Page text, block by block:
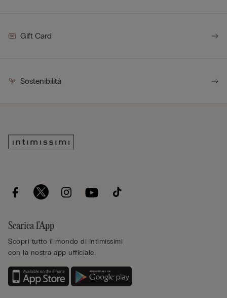
Gift Card
Sostenibilità
Scarica l’App
Scopri tutto il mondo di Intimissimi
con la nostra app ufficiale.